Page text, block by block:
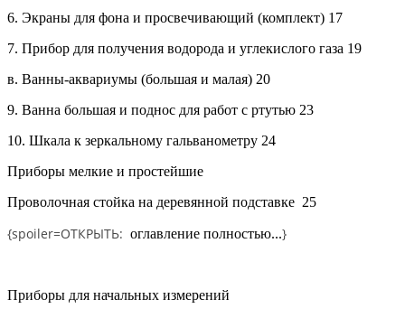
6. Экраны для фона и просвечивающий (комплект) 17
7. Прибор для получения водорода и углекислого газа 19
в. Ванны-аквариумы (большая и малая) 20
9. Ванна большая и поднос для работ с ртутью 23
10. Шкала к зеркальному гальванометру 24
Приборы мелкие и простейшие
Проволочная стойка на деревянной подставке 25
{spoiler=ОТКРЫТЬ: оглавление полностью...}
Приборы для начальных измерений